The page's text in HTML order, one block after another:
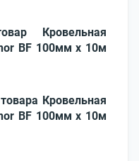
Кровельная
BF 100мм x 10м
Кровельная
BF 100мм x 10м